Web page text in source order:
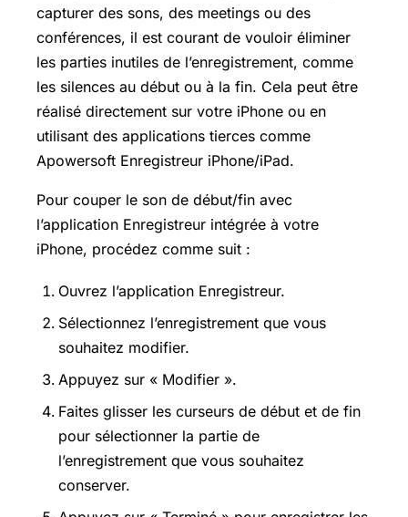
capturer des sons, des meetings ou des
conférences, il est courant de vouloir éliminer
les parties inutiles de l’enregistrement, comme
les silences au début ou à la fin. Cela peut être
réalisé directement sur votre iPhone ou en
utilisant des applications tierces comme
Apowersoft Enregistreur iPhone/iPad.
Pour couper le son de début/fin avec
l’application Enregistreur intégrée à votre
iPhone, procédez comme suit :
Ouvrez l’application Enregistreur.
Sélectionnez l’enregistrement que vous
souhaitez modifier.
Appuyez sur « Modifier ».
Faites glisser les curseurs de début et de fin
pour sélectionner la partie de
l’enregistrement que vous souhaitez
conserver.